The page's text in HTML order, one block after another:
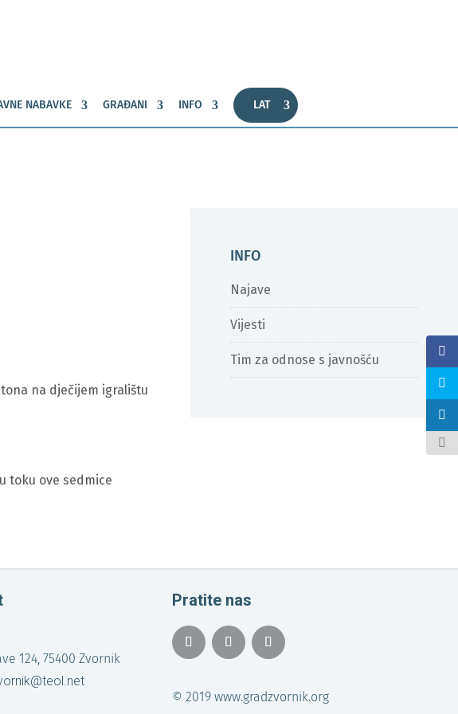
NABAVKE GRAĐANI INFO LAT
na dječijem igralištu
toku ove sedmice
INFO
Najave
Vijesti
Tim za odnose s javnošću
124, 75400 Zvornik
Pratite nas
© 2019 www.gradzvornik.org